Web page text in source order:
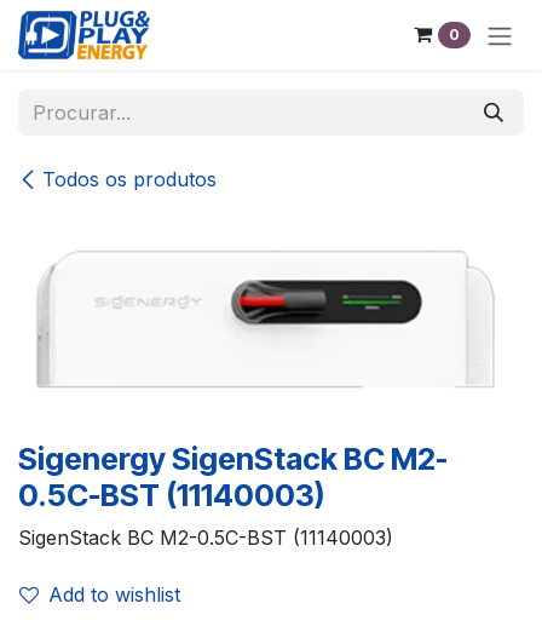
Pular para o conteúdo
0
Todos os produtos
Sigenergy SigenStack BC M2-
0.5C-BST (11140003)
SigenStack BC M2-0.5C-BST (11140003)
Add to wishlist